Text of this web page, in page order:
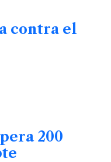
contra el
200